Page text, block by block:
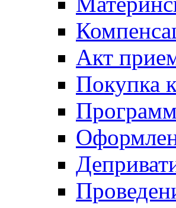
Акт
Покупка